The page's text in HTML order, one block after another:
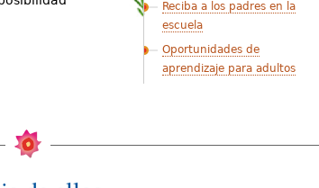
Reciba a los padres en la
escuela
Oportunidades de
aprendizaje para adultos